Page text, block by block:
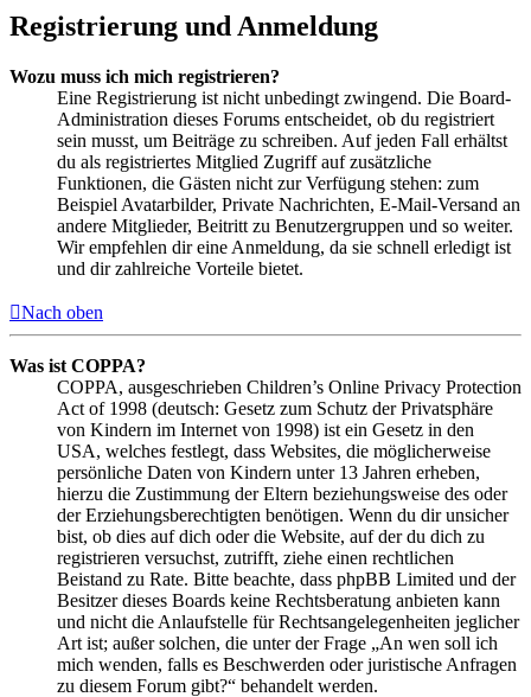
Registrierung und Anmeldung
Wozu muss ich mich registrieren?
Eine Registrierung ist nicht unbedingt zwingend. Die Board-
Administration dieses Forums entscheidet, ob du registriert
sein musst, um Beiträge zu schreiben. Auf jeden Fall erhältst
du als registriertes Mitglied Zugriff auf zusätzliche
Funktionen, die Gästen nicht zur Verfügung stehen: zum
Beispiel Avatarbilder, Private Nachrichten, E-Mail-Versand an
andere Mitglieder, Beitritt zu Benutzergruppen und so weiter.
Wir empfehlen dir eine Anmeldung, da sie schnell erledigt ist
und dir zahlreiche Vorteile bietet.
Nach oben
Was ist COPPA?
COPPA, ausgeschrieben Children’s Online Privacy Protection
Act of 1998 (deutsch: Gesetz zum Schutz der Privatsphäre
von Kindern im Internet von 1998) ist ein Gesetz in den
USA, welches festlegt, dass Websites, die möglicherweise
persönliche Daten von Kindern unter 13 Jahren erheben,
hierzu die Zustimmung der Eltern beziehungsweise des oder
der Erziehungsberechtigten benötigen. Wenn du dir unsicher
bist, ob dies auf dich oder die Website, auf der du dich zu
registrieren versuchst, zutrifft, ziehe einen rechtlichen
Beistand zu Rate. Bitte beachte, dass phpBB Limited und der
Besitzer dieses Boards keine Rechtsberatung anbieten kann
und nicht die Anlaufstelle für Rechtsangelegenheiten jeglicher
Art ist; außer solchen, die unter der Frage „An wen soll ich
mich wenden, falls es Beschwerden oder juristische Anfragen
zu diesem Forum gibt?“ behandelt werden.